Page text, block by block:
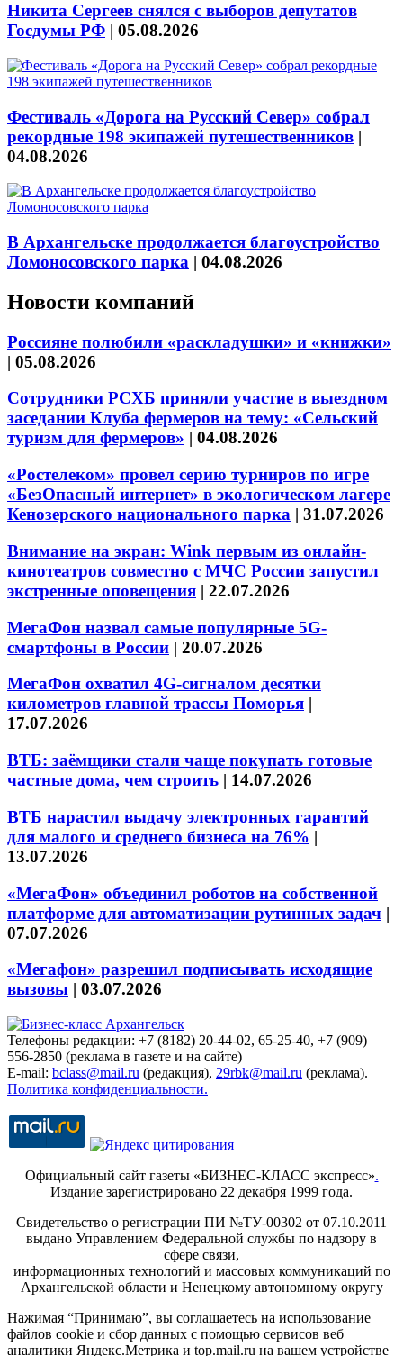
Никита Сергеев снялся с выборов депутатов
Госдумы РФ | 05.08.2026
Фестиваль «Дорога на Русский Север» собрал
рекордные 198 экипажей путешественников |
04.08.2026
В Архангельске продолжается благоустройство
Ломоносовского парка | 04.08.2026
Новости компаний
Россияне полюбили «раскладушки» и «книжки»
| 05.08.2026
Сотрудники РСХБ приняли участие в выездном
заседании Клуба фермеров на тему: «Сельский
туризм для фермеров» | 04.08.2026
«Ростелеком» провел серию турниров по игре
«БезОпасный интернет» в экологическом лагере
Кенозерского национального парка | 31.07.2026
Внимание на экран: Wink первым из онлайн-
кинотеатров совместно с МЧС России запустил
экстренные оповещения | 22.07.2026
МегаФон назвал самые популярные 5G-
смартфоны в России | 20.07.2026
МегаФон охватил 4G-сигналом десятки
километров главной трассы Поморья |
17.07.2026
ВТБ: заёмщики стали чаще покупать готовые
частные дома, чем строить | 14.07.2026
ВТБ нарастил выдачу электронных гарантий
для малого и среднего бизнеса на 76% |
13.07.2026
«МегаФон» объединил роботов на собственной
платформе для автоматизации рутинных задач |
07.07.2026
«Мегафон» разрешил подписывать исходящие
вызовы | 03.07.2026
Телефоны редакции: +7 (8182) 20-44-02, 65-25-40, +7 (909)
556-2850 (реклама в газете и на сайте)
E-mail: bclass@mail.ru (редакция), 29rbk@mail.ru (реклама).
Политика конфиденциальности.
Официальный сайт газеты «БИЗНЕС-КЛАСС экспресс».
Издание зарегистрировано 22 декабря 1999 года.
Свидетельство о регистрации ПИ №ТУ-00302 от 07.10.2011
выдано Управлением Федеральной службы по надзору в
сфере связи,
информационных технологий и массовых коммуникаций по
Архангельской области и Ненецкому автономному округу
Нажимая “Принимаю”, вы соглашаетесь на использование
файлов cookie и сбор данных с помощью сервисов веб
аналитики Яндекс.Метрика и top.mail.ru на вашем устройстве